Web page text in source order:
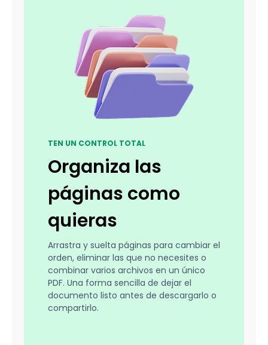
TEN UN CONTROL TOTAL
Organiza las
páginas como
quieras
Arrastra y suelta páginas para cambiar el
orden, eliminar las que no necesites o
combinar varios archivos en un único
PDF. Una forma sencilla de dejar el
documento listo antes de descargarlo o
compartirlo.